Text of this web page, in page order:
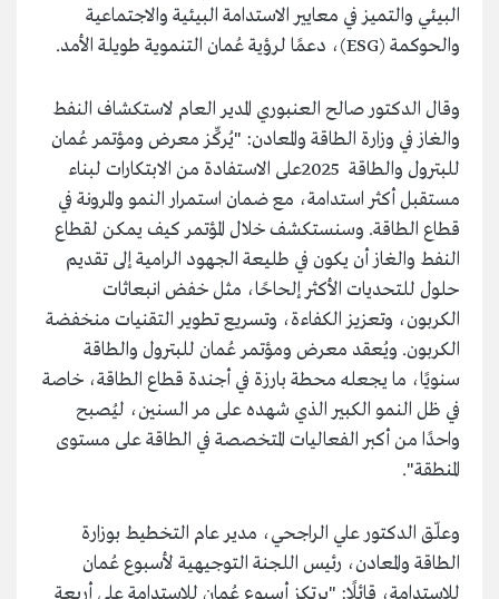
البيئي والتميز في معايير الاستدامة البيئية والاجتماعية
والحوكمة (ESG)، دعمًا لرؤية عُمان التنموية طويلة الأمد.
وقال الدكتور صالح العنبوري المدير العام لاستكشاف النفط
والغاز في وزارة الطاقة والمعادن: "يُركِّز معرض ومؤتمر عُمان
للبترول والطاقة 2025على الاستفادة من الابتكارات لبناء
مستقبل أكثر استدامة، مع ضمان استمرار النمو والمرونة في
قطاع الطاقة. وسنستكشف خلال المؤتمر كيف يمكن لقطاع
النفط والغاز أن يكون في طليعة الجهود الرامية إلى تقديم
حلول للتحديات الأكثر إلحاحًا، مثل خفض انبعاثات
الكربون، وتعزيز الكفاءة، وتسريع تطوير التقنيات منخفضة
الكربون. ويُعقد معرض ومؤتمر عُمان للبترول والطاقة
سنويًا، ما يجعله محطة بارزة في أجندة قطاع الطاقة، خاصة
في ظل النمو الكبير الذي شهده على مر السنين، ليُصبح
واحدًا من أكبر الفعاليات المتخصصة في الطاقة على مستوى
المنطقة".
وعلّق الدكتور علي الراجحي، مدير عام التخطيط بوزارة
الطاقة والمعادن، رئيس اللجنة التوجيهية لأسبوع عُمان
للاستدامة، قائلًا: "يرتكز أسبوع عُمان للاستدامة على أربعة